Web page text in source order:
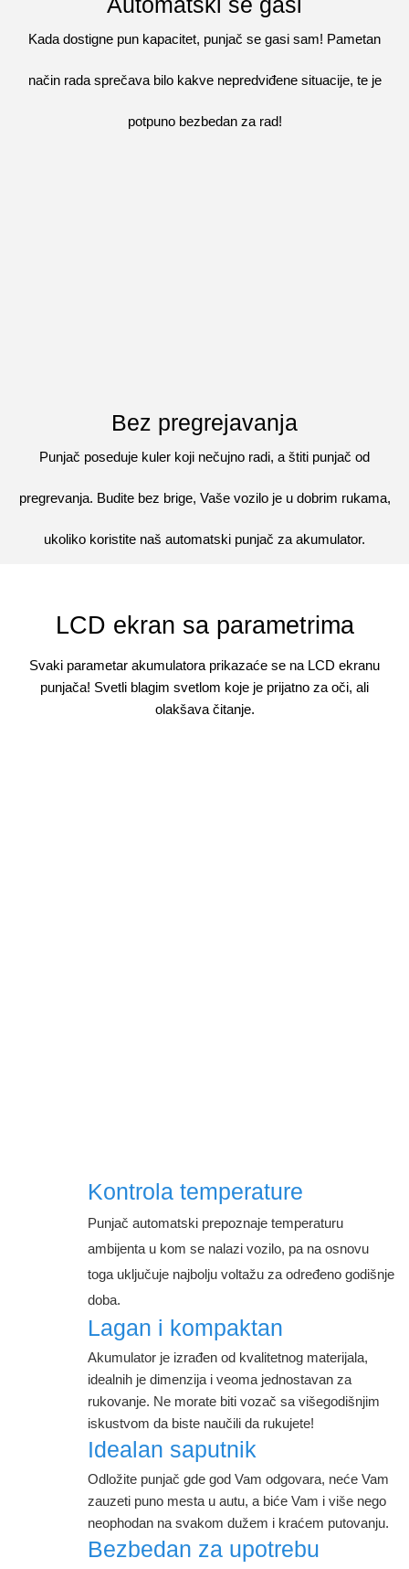
Kada dostigne pun kapacitet, punjač se gasi sam! Pametan
način rada sprečava bilo kakve nepredviđene situacije, te je
potpuno bezbedan za rad!
Bez pregrejavanja
Punjač poseduje kuler koji nečujno radi, a štiti punjač od
pregrevanja. Budite bez brige, Vaše vozilo je u dobrim rukama,
ukoliko koristite naš automatski punjač za akumulator.
LCD ekran sa parametrima
Svaki parametar akumulatora prikazaće se na LCD ekranu
punjača! Svetli blagim svetlom koje je prijatno za oči, ali
olakšava čitanje.
Kontrola temperature
Punjač automatski prepoznaje temperaturu
ambijenta u kom se nalazi vozilo, pa na osnovu
toga uključuje najbolju voltažu za određeno godišnje
doba.
Lagan i kompaktan
Akumulator je izrađen od kvalitetnog materijala,
idealnih je dimenzija i veoma jednostavan za
rukovanje. Ne morate biti vozač sa višegodišnjim
iskustvom da biste naučili da rukujete!
Idealan saputnik
Odložite punjač gde god Vam odgovara, neće Vam
zauzeti puno mesta u autu, a biće Vam i više nego
neophodan na svakom dužem i kraćem putovanju.
Bezbedan za upotrebu